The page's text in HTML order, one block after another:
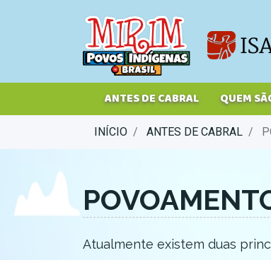
ANTES DE CABRAL QUEM
INÍCIO ANTES DE CABRAL
Atualmente existem duas